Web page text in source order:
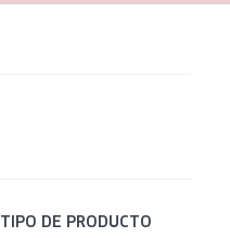
TIPO DE PRODUCTO